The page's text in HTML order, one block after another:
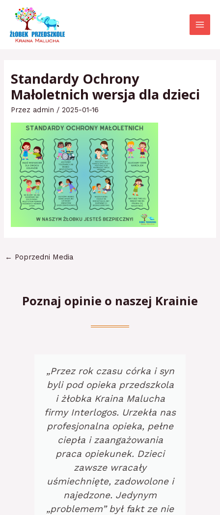
Przejdź
treści
Menu
Standardy Ochrony
Małoletnich wersja dla dzieci
Przez admin /2025-01-16
← Poprzedni Media
Poznaj opinie o naszej Krainie
„Przez rok czasu córka i syn
byli pod opieka przedszkola
i żłobka Kraina Malucha
firmy Interlogos. Urzekła nas
profesjonalna opieka, pełne
ciepła i zaangażowania
praca opiekunek. Dzieci
zawsze wracały
uśmiechnięte, zadowolone i
najedzone. Jedynym
„problemem” był fakt ze nie